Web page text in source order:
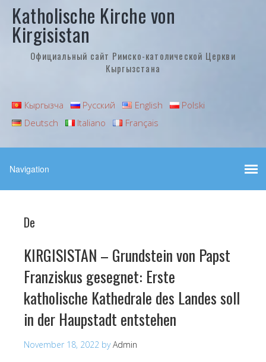
Katholische Kirche von
Kirgisistan
Официальный сайт Римско-католической Церкви
Кыргызстана
Кыргызча Русский English
Polski
Deutsch
Italiano Français
De
KIRGISISTAN – Grundstein von Papst
Franziskus gesegnet: Erste
katholische Kathedrale des Landes soll
in der Haupstadt entstehen
November 18, 2022 byAdmin